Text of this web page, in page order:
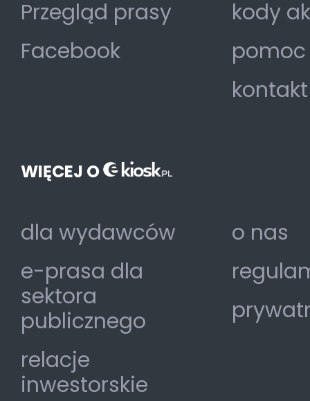
Przegląd prasy
Facebook
kody
pomoc
kontakt
WIĘCEJ O
dla wydawców
e-prasa dla
sektora
publicznego
relacje
inwestorskie
o nas